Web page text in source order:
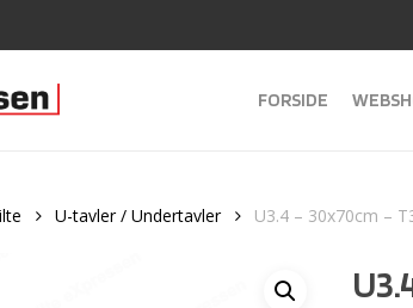
FORSIDE
U-tavler / Undertavler U3.4 – 30x70cm –